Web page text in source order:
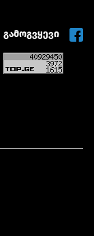
გამოგვყევი